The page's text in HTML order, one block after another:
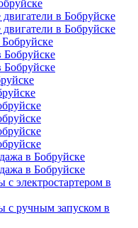
в Бобруйске
в Бобруйске
в Бобруйске
в Бобруйске
электростартером в
с ручным запуском в